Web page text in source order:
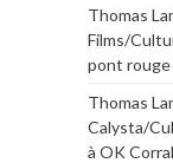
Thomas
Films/
pont rouge
Thomas
Calysta/
à OK